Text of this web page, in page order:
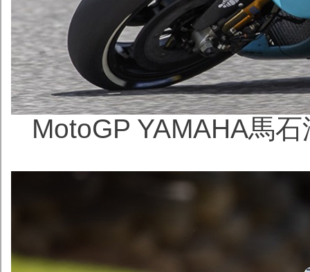
MotoGP YAMAHA馬